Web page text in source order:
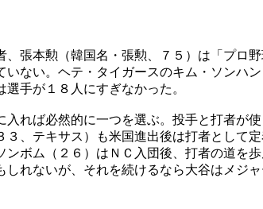
張本勲（韓国名・張勲、７５）は「プロ
ない。ヘテ・タイガースのキム・ソンハ
手が１８人にすぎなかった。
れば必然的に一つを選ぶ。投手と打者が
、テキサス）も米国進出後は打者として
ボム（２６）はＮＣ入団後、打者の道を
れないが、それを続けるなら大谷はメジ